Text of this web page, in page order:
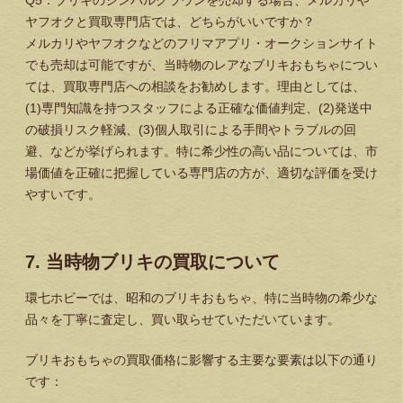
ヤフオクと買取専門店では、どちらがいいですか？
メルカリやヤフオクなどのフリマアプリ・オークションサイト
でも売却は可能ですが、当時物のレアなブリキおもちゃについ
ては、買取専門店への相談をお勧めします。理由としては、
(1)専門知識を持つスタッフによる正確な価値判定、(2)発送中
の破損リスク軽減、(3)個人取引による手間やトラブルの回
避、などが挙げられます。特に希少性の高い品については、市
場価値を正確に把握している専門店の方が、適切な評価を受け
やすいです。
7. 当時物ブリキの買取について
環七ホビーでは、昭和のブリキおもちゃ、特に当時物の希少な
品々を丁寧に査定し、買い取らせていただいています。
ブリキおもちゃの買取価格に影響する主要な要素は以下の通り
です：